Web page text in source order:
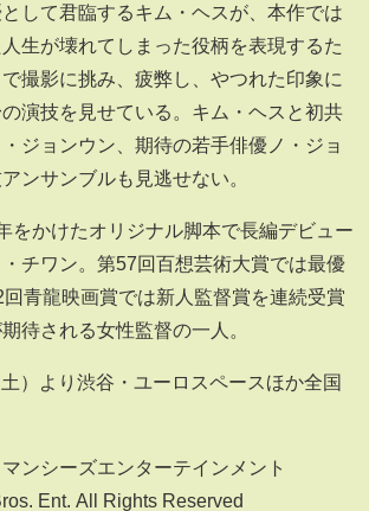
して君臨するキム・ヘスが、本作では
生が壊れてしまった役柄を表現するた
撮影に挑み、疲弊し、やつれた印象に
演技を見せている。キム・ヘスと初共
ジョンウン、期待の若手俳優ノ・ジョ
ンサンブルも見逃せない。
をかけたオリジナル脚本で長編デビュー
チワン。第57回百想芸術大賞では最優
青龍映画賞では新人監督賞を連続受賞
待される女性監督の一人。
）より渋谷・ユーロスペースほか全国
ンシーズエンターテインメント
Ent. All Rights Reserved